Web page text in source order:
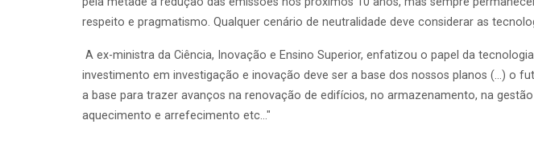
respeito e pragmatismo. Qualquer cenário de neutralidade deve considerar as
A ex-ministra da Ciência, Inovação e Ensino Superior, enfatizou o papel da
investimento em investigação e inovação deve ser a base dos nossos planos (...) o
a base para trazer avanços na renovação de edifícios, no armazenamento, na
aquecimento e arrefecimento etc..."